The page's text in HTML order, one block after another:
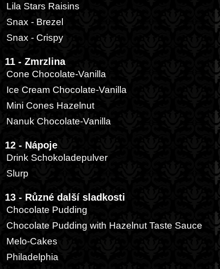
Lila Stars Raisins
Snax - Brezel
Snax - Crispy
11 - Zmrzlina
Cone Chocolate-Vanilla
Ice Cream Chocolate-Vanilla
Mini Cones Hazelnut
Nanuk Chocolate-Vanilla
12 - Nápoje
Drink Schokoladepulver
Slurp
13 - Různé další sladkosti
Chocolate Pudding
Chocolate Pudding with Hazelnut Taste Sauce
Melo-Cakes
Philadelphia